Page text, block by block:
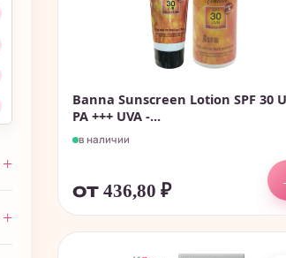
Banna Sunscreen Lotion SPF 30
PA +++ UVA -...
в наличии
от 436,80 ₽